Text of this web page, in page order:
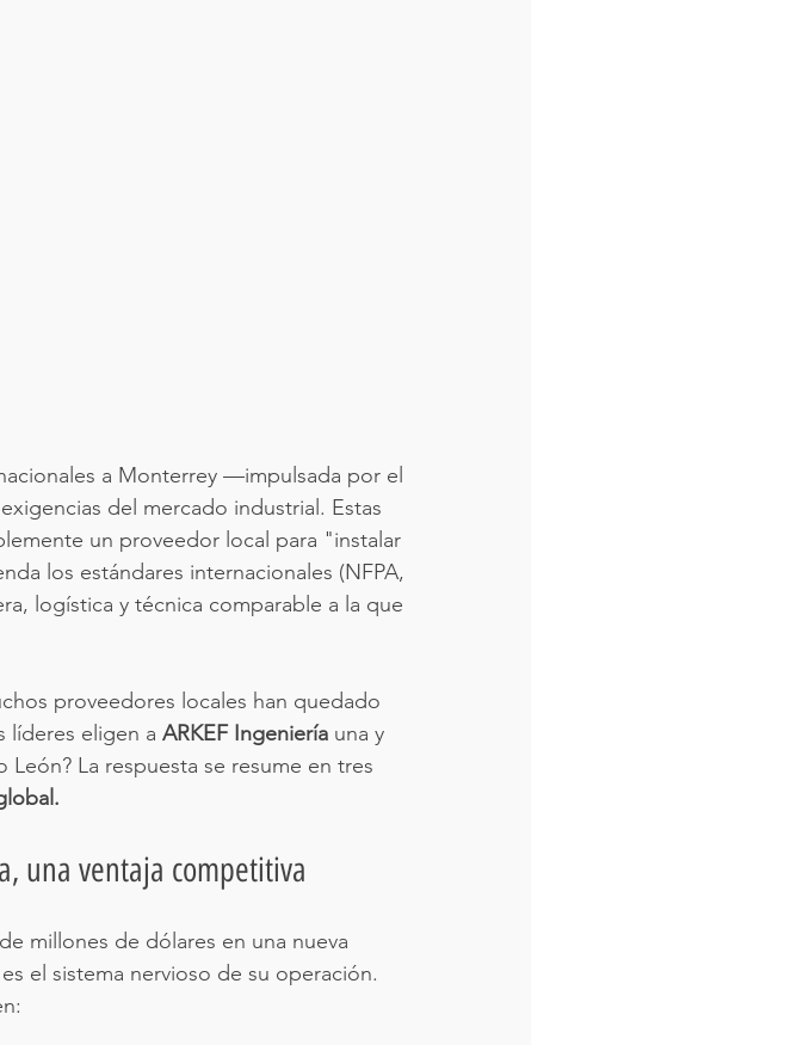
a Monterrey —impulsada por el
del mercado industrial. Estas
un proveedor local para "instalar
los estándares internacionales (NFPA,
logística y técnica comparable a la que
proveedores locales han quedado
líderes eligen a ARKEF Ingeniería una y
La respuesta se resume en tres
una ventaja competitiva
millones de dólares en una nueva
el sistema nervioso de su operación.